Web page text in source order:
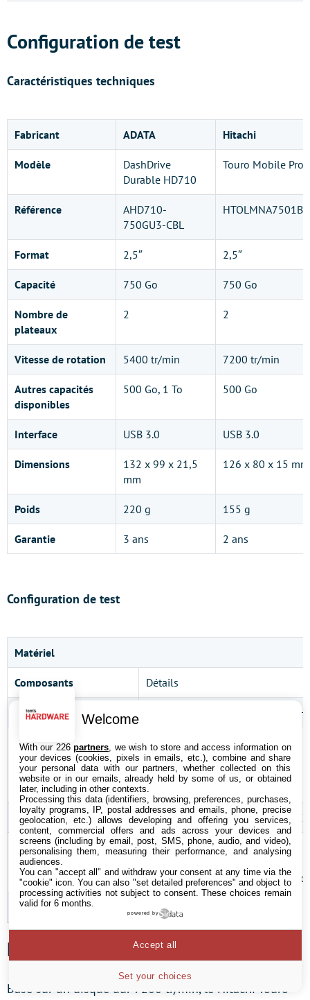
Configuration de test
Caractéristiques techniques
Fabricant ADATA Hitachi
Modèle
DashDrive
Durable HD710
Touro Mobile Pro
Référence
AHD710-
750GU3-CBL
Format 2,5″ 2,5″
Capacité 750 Go 750 Go
Nombre de
plateaux
2 2
Vitesse de rotation 5400 tr/min 7200 tr/min
Autres capacités
disponibles
500 Go, 1 To 500 Go
Interface USB 3.0 USB 3.0
Dimensions
132 x 99 x 21,5
mm
126 x 80 x 15 mm
Poids 220 g 155 g
Garantie 3 ans 2 ans
Configuration de test
Matériel
Composants Détails
Processeur Intel Core i7-920 (45 nm, 2,66
Carte-mère
sSocket 1366)
Supermicro X8SAX
Révision : 1.0
Chipset : Intel X58 + ICH10R
BIOS : 1.0B
RAM 3 x 1 Go de DDR3-1333 Corsair
Disque dur système
Seagate NL35 400 Go
7200 tr/min, SATA/150, 8 Mo de
Contrôleurs de stockage
Débits
Basé sur un disque dur 7200 tr/min, le Hitachi Touro
Welcome
With our 226partners , we wish to store and access information on
your devices (cookies, pixels in emails, etc.), combine and share
your personal data with our partners, whether collected on this
website or in our emails, already held by some of us, or obtained
later, including in other contexts.
Processing this data (identifiers, browsing, preferences, purchases,
loyalty programs, IP, postal addresses and emails, phone, precise
geolocation, etc.) allows developing and offering you services,
content, commercial offers and ads across your devices and
screens (including by email, post, SMS, phone, audio, and video),
personalising them, measuring their performance, and analysing
audiences.
You can "accept all" and withdraw your consent at any time via the
"cookie" icon. You can also "set detailed preferences" and object to
processing activities not subject to consent. These choices remain
valid for 6 months.
powered by
Set your choices
Accept all